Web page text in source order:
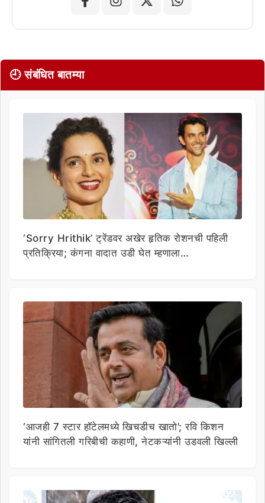
🕘 संबंधित बातम्या
‘Sorry Hrithik’ ट्रेंडवर अखेर हृतिक रोशनची पहिली
प्रतिक्रिया; कंगना वादात उडी घेत म्हणाला…
‘आजही 7 स्टार हॉटेलमध्ये खिचडीच खातो’; रवि किशन
यांनी सांगितली गरिबीची कहाणी, नेटकऱ्यांनी उडवली खिल्ली